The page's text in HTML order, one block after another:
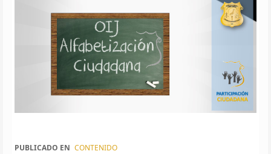
PUBLICADO EN CONTENIDO